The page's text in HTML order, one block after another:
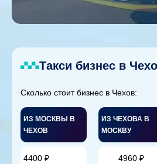
Такси бизнес в
Сколько стоит бизнес в Чехов:
ИЗ МОСКВЫ В
ЧЕХОВ
ИЗ ЧЕХОВА В
МОСКВУ
4400 ₽ 4960 ₽